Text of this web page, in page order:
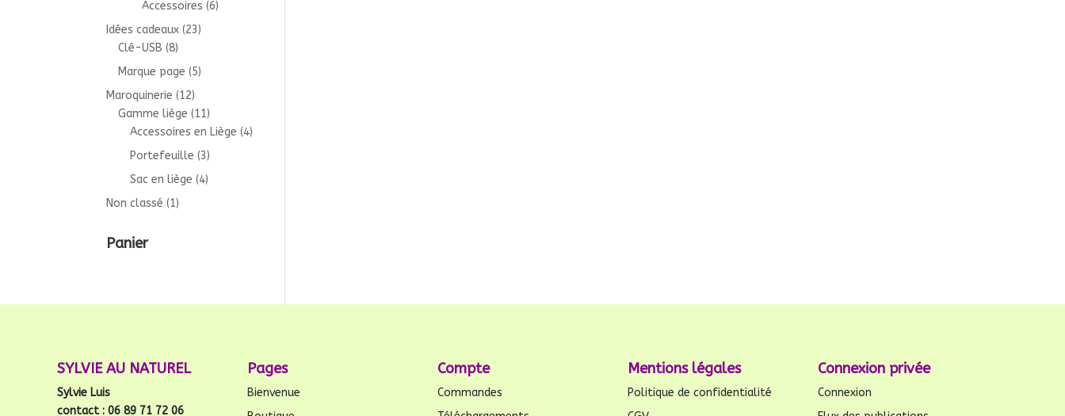
Accessoires (6)
Idées cadeaux (23)
Clé-USB (8)
Marque page (5)
Maroquinerie (12)
Gamme liège (11)
Accessoires en Liège (4)
Portefeuille (3)
Sac en liège (4)
Non classé (1)
Panier
SYLVIE AU NATUREL
Sylvie Luis
contact : 06 89 71 72 06
Pages
Bienvenue
Compte
Commandes
Mentions légales
Politique de confidentialité
Connexion privée
Connexion